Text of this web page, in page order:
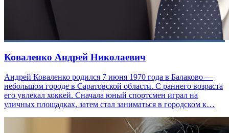
Коваленко Андрей Николаевич
Андрей Коваленко родился 7 июня 1970 года в Балаково —
небольшом городе в Саратовской области. С раннего возраста
его увлекал хоккей. Сначала юный спортсмен играл на
уличных площадках, затем стал заниматься в городском к…